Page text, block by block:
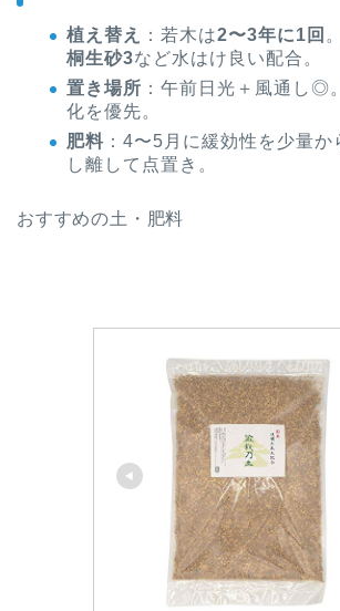
植え替え ：若木は2〜3年に1回
桐生砂3など水はけ良い配合。
置き場所 ：午前日光＋風通し◎
化を優先。
肥料 ：4〜5月に緩効性を少量
し離して点置き。
おすすめの土・肥料